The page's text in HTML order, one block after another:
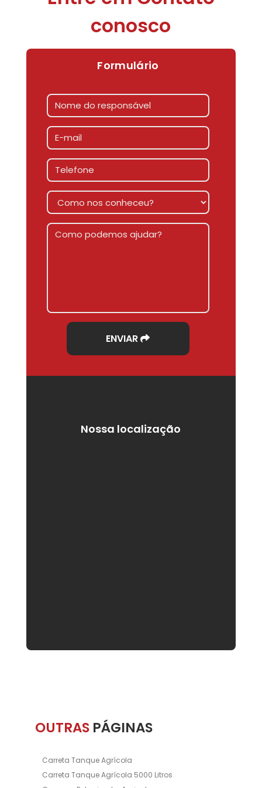
conosco
Nossa localização
Formulário
ENVIAR
OUTRAS PÁGINAS
Carreta Tanque Agrícola
Carreta Tanque Agrícola 5000 Litros